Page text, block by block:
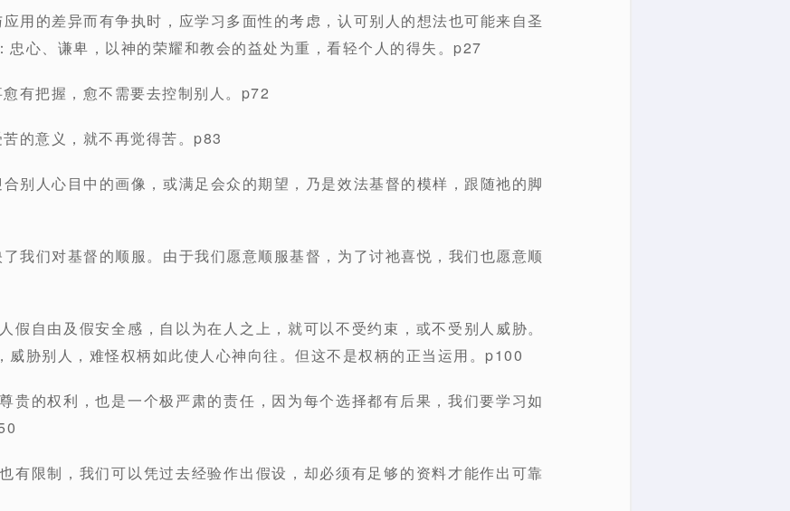
用的差异而有争执时，应学习多面性的考虑，认可别人的想法也可能来自圣
忠心、谦卑，以神的荣耀和教会的益处为重，看轻个人的得失。p27
有把握，愈不需要去控制别人。p72
的意义，就不再觉得苦。p83
别人心目中的画像，或满足会众的期望，乃是效法基督的模样，跟随祂的脚
我们对基督的顺服。由于我们愿意顺服基督，为了讨祂喜悦，我们也愿意顺
假自由及假安全感，自以为在人之上，就可以不受约束，或不受别人威胁。
威胁别人，难怪权柄如此使人心神向往。但这不是权柄的正当运用。p100
贵的权利，也是一个极严肃的责任，因为每个选择都有后果，我们要学习如
有限制，我们可以凭过去经验作出假设，却必须有足够的资料才能作出可靠